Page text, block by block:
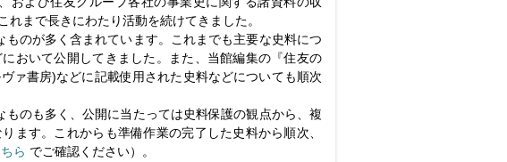
まで長きにわたり活動を続けてきました。
のが多く含まれています。これまでも主要な史料につ
おいて公開してきました。また、当館編集の『住友の
ァ書房)などに記載使用された史料などについても順次
のも多く、公開に当たっては史料保護の観点から、複
ます。これからも準備作業の完了した史料から順次、
ら でご確認ください）。